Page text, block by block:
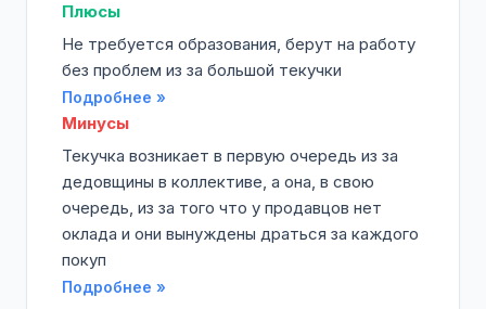
Плюсы
Не требуется образования, берут на работу
без проблем из за большой текучки
Подробнее »
Минусы
Текучка возникает в первую очередь из за
дедовщины в коллективе, а она, в свою
очередь, из за того что у продавцов нет
оклада и они вынуждены драться за каждого
покуп
Подробнее »